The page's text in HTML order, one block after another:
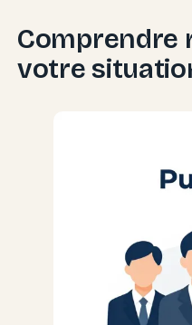
Comprendre
votre